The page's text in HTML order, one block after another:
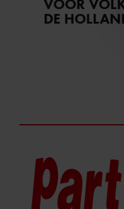
VOOR
DE